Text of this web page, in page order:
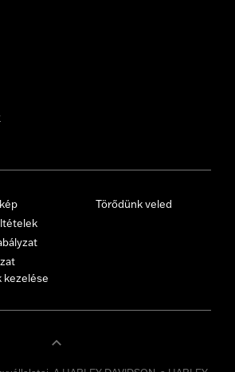
kezelése
Törődünk veled